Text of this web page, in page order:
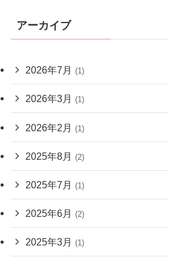
アーカイブ
2026年7月 (1)
2026年3月 (1)
2026年2月 (1)
2025年8月 (2)
2025年7月 (1)
2025年6月 (2)
2025年3月 (1)